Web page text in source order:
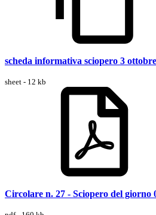
scheda informativa sciopero 3 ottobre
sheet - 12 kb
Circolare n. 27 - Sciopero del giorno